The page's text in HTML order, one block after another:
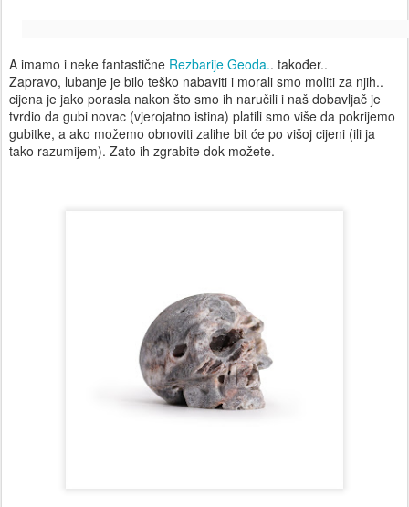
A imamo i neke fantastične Rezbarije Geoda.. također..
Zapravo, lubanje je bilo teško nabaviti i morali smo moliti za njih..
cijena je jako porasla nakon što smo ih naručili i naš dobavljač je
tvrdio da gubi novac (vjerojatno istina) platili smo više da pokrijemo
gubitke, a ako možemo obnoviti zalihe bit će po višoj cijeni (ili ja
tako razumijem). Zato ih zgrabite dok možete.